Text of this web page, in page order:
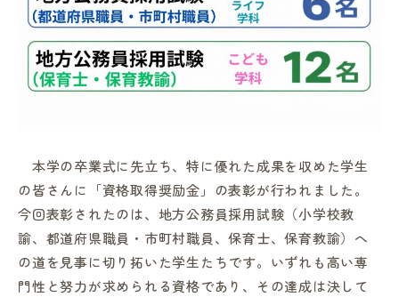
in Campus
総合図書館
本学の卒業式に先立ち、特に優れた成果を収めた学生
の皆さんに「資格取得奨励金」の表彰が行われました。
今回表彰されたのは、地方公務員採用試験（小学校教
諭、都道府県職員・市町村職員、保育士、保育教諭）へ
の道を見事に切り拓いた学生たちです。いずれも高い専
門性と努力が求められる資格であり、その達成は決して